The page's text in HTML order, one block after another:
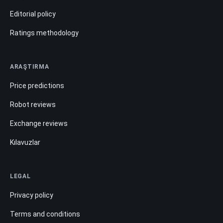
Editorial policy
Ratings methodology
ARAŞTIRMA
Price predictions
Robot reviews
Exchange reviews
Kılavuzlar
LEGAL
Privacy policy
Terms and conditions